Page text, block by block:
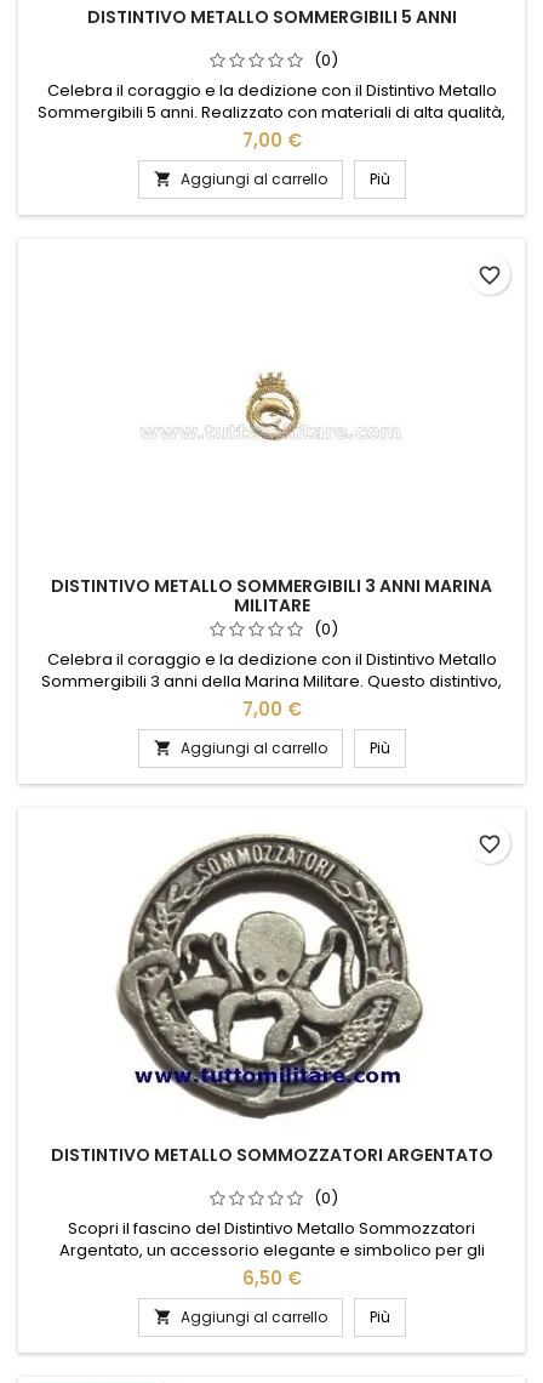
DISTINTIVO METALLO SOMMERGIBILI 5 ANNI
(0)
Celebra il coraggio e la dedizione con il Distintivo Metallo
Sommergibili 5 anni. Realizzato con materiali di alta qualità,
questo distintivo è un simbolo di onore e impegno per chi ha
servito con distinzione nei sommergibili. Il design elegante e
dettagliato riflette la tradizione e l'orgoglio della marina,
rendendolo un pezzo prezioso per collezionisti...
7,00 €
 Aggiungi al carrello Più
DISTINTIVO METALLO SOMMERGIBILI 3 ANNI MARINA
MILITARE
(0)
Celebra il coraggio e la dedizione con il Distintivo Metallo
Sommergibili 3 anni della Marina Militare. Questo distintivo,
realizzato con materiali di alta qualità, rappresenta un
simbolo di onore e impegno per chi ha servito con
distinzione a bordo dei sommergibili. Il design elegante e
dettagliato riflette la tradizione e l'orgoglio della Marina...
7,00 €
 Aggiungi al carrello Più
favorite_border
DISTINTIVO METALLO SOMMOZZATORI ARGENTATO
(0)
Scopri il fascino del Distintivo Metallo Sommozzatori
Argentato, un accessorio elegante e simbolico per gli
appassionati del mondo subacqueo. Realizzato con
materiali di alta qualità, questo distintivo presenta una finitura
argentata che cattura la luce, esaltando ogni dettaglio del
design. Perfetto da indossare su giacche, zaini o cappelli,
aggiunge un...
6,50 €
 Aggiungi al carrello Più
favorite_border